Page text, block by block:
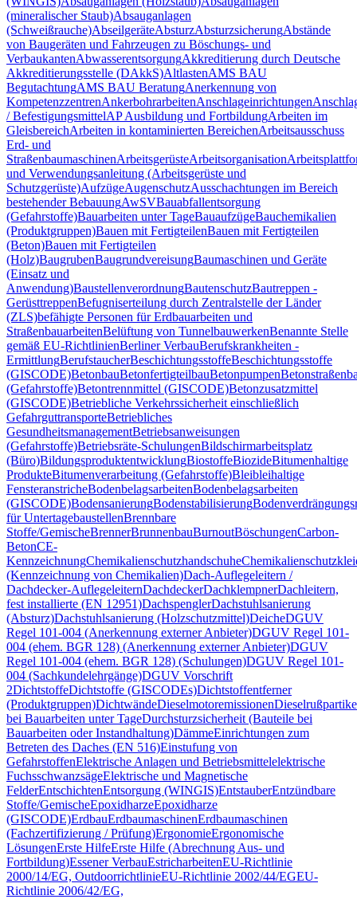
(mineralischer Staub)Absauganlagen
(Schweißrauche)AbseilgeräteAbsturzAbsturzsicherungAbstände
von Baugeräten und Fahrzeugen zu Böschungs- und
VerbaukantenAbwasserentsorgungAkkreditierung durch Deutsche
Akkreditierungsstelle (DAkkS)AltlastenAMS BAU
BegutachtungAMS BAU BeratungAnerkennung von
KompetenzzentrenAnkerbohrarbeitenAnschlageinrichtungen
/ BefestigungsmittelAP Ausbildung und FortbildungArbeiten im
GleisbereichArbeiten in kontaminierten BereichenArbeitsausschuss
Erd- und
StraßenbaumaschinenArbeitsgerüsteArbeitsorganisation
und Verwendungsanleitung (Arbeitsgerüste und
Schutzgerüste)AufzügeAugenschutzAusschachtungen im Bereich
bestehender BebauungAwSVBauabfallentsorgung
(Gefahrstoffe)Bauarbeiten unter TageBauaufzügeBauchemikalien
(Produktgruppen)Bauen mit FertigteilenBauen mit Fertigteilen
(Beton)Bauen mit Fertigteilen
(Holz)BaugrubenBaugrundvereisungBaumaschinen und Geräte
(Einsatz und
Anwendung)BaustellenverordnungBautenschutzBautreppen -
GerüsttreppenBefugniserteilung durch Zentralstelle der Länder
(ZLS)befähigte Personen für Erdbauarbeiten und
StraßenbauarbeitenBelüftung von TunnelbauwerkenBenannte Stelle
gemäß EU-RichtlinienBerliner VerbauBerufskrankheiten -
ErmittlungBerufstaucherBeschichtungsstoffeBeschichtungsstoffe
(GISCODE)BetonbauBetonfertigteilbauBetonpumpen
(Gefahrstoffe)Betontrennmittel (GISCODE)Betonzusatzmittel
(GISCODE)Betriebliche Verkehrssicherheit einschließlich
GefahrguttransporteBetriebliches
GesundheitsmanagementBetriebsanweisungen
(Gefahrstoffe)Betriebsräte-SchulungenBildschirmarbeitsplatz
(Büro)BildungsproduktentwicklungBiostoffeBiozideBitumenhaltige
ProdukteBitumenverarbeitung (Gefahrstoffe)Bleibleihaltige
FensteranstricheBodenbelagsarbeitenBodenbelagsarbeiten
(GISCODE)BodensanierungBodenstabilisierung
für UntertagebaustellenBrennbare
Stoffe/GemischeBrennerBrunnenbauBurnoutBöschungenCarbon-
BetonCE-
KennzeichnungChemikalienschutzhandschuhe
(Kennzeichnung von Chemikalien)Dach-Auflegeleitern /
Dachdecker-AuflegeleiternDachdeckerDachklempnerDachleitern,
fest installierte (EN 12951)DachspenglerDachstuhlsanierung
(Absturz)Dachstuhlsanierung (Holzschutzmittel)DeicheDGUV
Regel 101-004 (Anerkennung externer Anbieter)DGUV Regel 101-
004 (ehem. BGR 128) (Anerkennung externer Anbieter)DGUV
Regel 101-004 (ehem. BGR 128) (Schulungen)DGUV Regel 101-
004 (Sachkundelehrgänge)DGUV Vorschrift
2DichtstoffeDichtstoffe (GISCODEs)Dichtstoffentferner
(Produktgruppen)DichtwändeDieselmotoremissionen
bei Bauarbeiten unter TageDurchsturzsicherheit (Bauteile bei
Bauarbeiten oder Instandhaltung)DämmeEinrichtungen zum
Betreten des Daches (EN 516)Einstufung von
GefahrstoffenElektrische Anlagen und Betriebsmittelelektrische
FuchsschwanzsägeElektrische und Magnetische
FelderEntschichtenEntsorgung (WINGIS)EntstauberEntzündbare
Stoffe/GemischeEpoxidharzeEpoxidharze
(GISCODE)ErdbauErdbaumaschinenErdbaumaschinen
(Fachzertifizierung / Prüfung)ErgonomieErgonomische
LösungenErste HilfeErste Hilfe (Abrechnung Aus- und
Fortbildung)Essener VerbauEstricharbeitenEU-Richtlinie
2000/14/EG, OutdoorrichtlinieEU-Richtlinie 2002/44/EGEU-
Richtlinie 2006/42/EG,